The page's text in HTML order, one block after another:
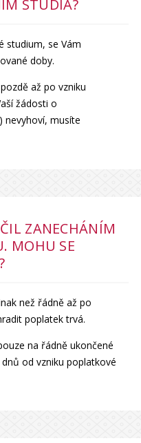
STUDIA?
studium, se Vám
doby.
až po vzniku
žádosti o
nevyhoví, musíte
ZANECHÁNÍM
MOHU SE
než řádně až po
poplatek trvá.
na řádně ukončené
od vzniku poplatkové